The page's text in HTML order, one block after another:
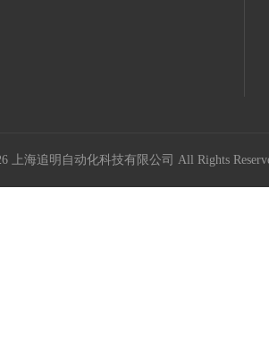
上海追明自动化科技有限公司 All Rights